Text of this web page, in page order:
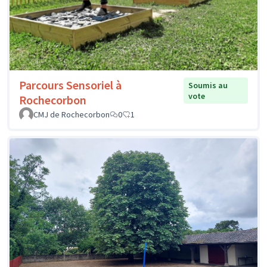
Parcours Sensoriel à
Rochecorbon
Soumis au
vote
CMJ de Rochecorbon
0 1